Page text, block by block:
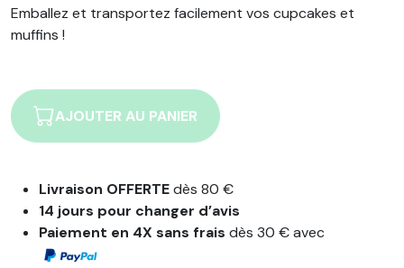
Emballez et transportez facilement vos cupcakes et
muffins !
AJOUTER AU PANIER
Livraison OFFERTEdès 80 €
14 jours pour changer d’avis
Paiement en 4X sans fraisdès 30 € avec